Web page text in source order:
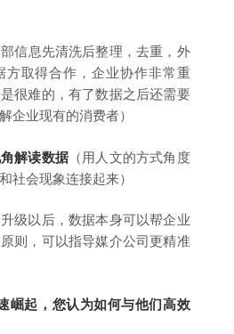
部信息先清洗后整理，去重，外
方取得合作，企业协作非常重
很难的，有了数据之后还需要
企业现有的消费者）
解读数据 （用人文的方式角度
社会现象连接起来）
级以后，数据本身可以帮企业
则，可以指导媒介公司更精准
崛起，您认为如何与他们高效